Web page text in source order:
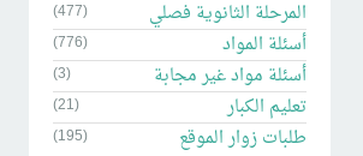
المرحلة الثانوية فصلي (477)
أسئلة المواد (776)
أسئلة مواد غير مجابة (3)
تعليم الكبار (21)
طلبات زوار الموقع (195)